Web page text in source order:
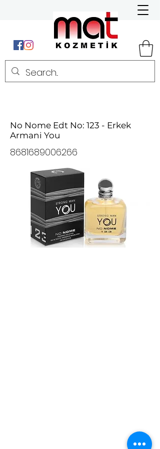
No Nome Edt No: 123 - Erkek
Armani You
8681689006266